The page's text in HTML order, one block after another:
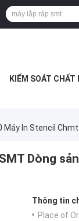
KIỂM SOÁT CHẤT
Máy In Stencil
Dòng
Thông tin
Place of